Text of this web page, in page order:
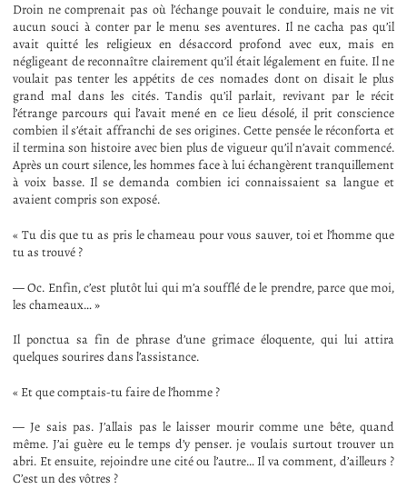
Droin ne comprenait pas où l’échange pouvait le conduire, mais ne vit
aucun souci à conter par le menu ses aventures. Il ne cacha pas qu’il
avait quitté les religieux en désaccord profond avec eux, mais en
négligeant de reconnaître clairement qu’il était légalement en fuite. Il ne
voulait pas tenter les appétits de ces nomades dont on disait le plus
grand mal dans les cités. Tandis qu’il parlait, revivant par le récit
l’étrange parcours qui l’avait mené en ce lieu désolé, il prit conscience
combien il s’était affranchi de ses origines. Cette pensée le réconforta et
il termina son histoire avec bien plus de vigueur qu’il n’avait commencé.
Après un court silence, les hommes face à lui échangèrent tranquillement
à voix basse. Il se demanda combien ici connaissaient sa langue et
avaient compris son exposé.
« Tu dis que tu as pris le chameau pour vous sauver, toi et l’homme que
tu as trouvé ?
— Oc. Enfin, c’est plutôt lui qui m’a soufflé de le prendre, parce que moi,
les chameaux… »
Il ponctua sa fin de phrase d’une grimace éloquente, qui lui attira
quelques sourires dans l’assistance.
« Et que comptais-tu faire de l’homme ?
— Je sais pas. J’allais pas le laisser mourir comme une bête, quand
même. J’ai guère eu le temps d’y penser. je voulais surtout trouver un
abri. Et ensuite, rejoindre une cité ou l’autre… Il va comment, d’ailleurs ?
C’est un des vôtres ?